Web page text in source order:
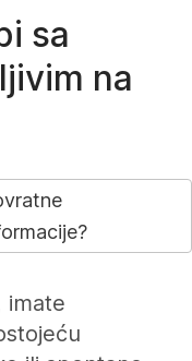
sa
na
imate